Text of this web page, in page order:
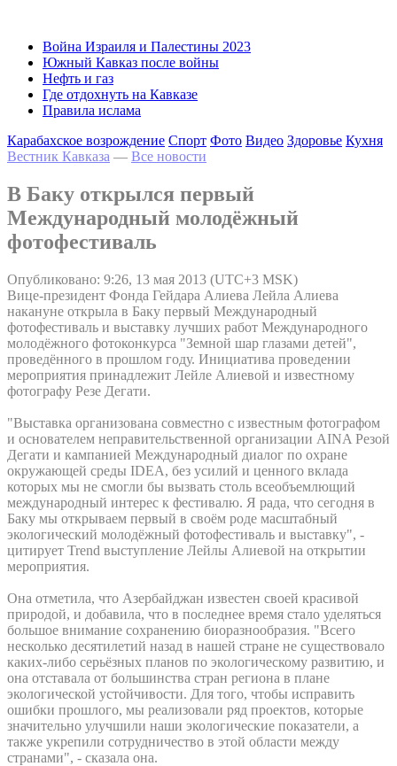
Война Израиля и Палестины 2023
Южный Кавказ после войны
Нефть и газ
Где отдохнуть на Кавказе
Правила ислама
Карабахское возрождение Спорт Фото Видео Здоровье Кухня
Вестник Кавказа — Все новости
В Баку открылся первый
Международный молодёжный
фотофестиваль
Опубликовано: 9:26, 13 мая 2013 (UTC+3 MSK)
Вице-президент Фонда Гейдара Алиева Лейла Алиева
накануне открыла в Баку первый Международный
фотофестиваль и выставку лучших работ Международного
молодёжного фотоконкурса "Земной шар глазами детей",
проведённого в прошлом году. Инициатива проведении
мероприятия принадлежит Лейле Алиевой и известному
фотографу Резе Дегати.
"Выставка организована совместно с известным фотографом
и основателем неправительственной организации AINA Резой
Дегати и кампанией Международный диалог по охране
окружающей среды IDEA, без усилий и ценного вклада
которых мы не смогли бы вызвать столь всеобъемлющий
международный интерес к фестивалю. Я рада, что сегодня в
Баку мы открываем первый в своём роде масштабный
экологический молодёжный фотофестиваль и выставку", -
цитирует Trend выступление Лейлы Алиевой на открытии
мероприятия.
Она отметила, что Азербайджан известен своей красивой
природой, и добавила, что в последнее время стало уделяться
большое внимание сохранению биоразнообразия. "Всего
несколько десятилетий назад в нашей стране не существовало
каких-либо серьёзных планов по экологическому развитию, и
она отставала от большинства стран региона в плане
экологической устойчивости. Для того, чтобы исправить
ошибки прошлого, мы реализовали ряд проектов, которые
значительно улучшили наши экологические показатели, а
также укрепили сотрудничество в этой области между
странами", - сказала она.